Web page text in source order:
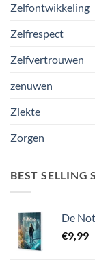
Zelfontwikkeling
Zelfrespect
Zelfvertrouwen
zenuwen
Ziekte
Zorgen
BEST SELLING
De
€9,99